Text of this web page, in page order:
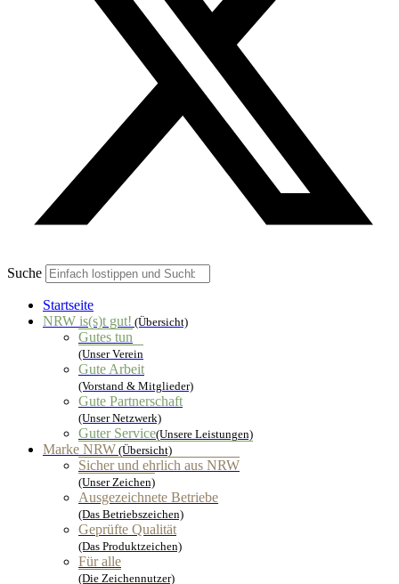
Suche
Startseite
NRW is(s)t gut! (Übersicht)
Gutes tun
(Unser Verein
Gute Arbeit
(Vorstand & Mitglieder)
Gute Partnerschaft
(Unser Netzwerk)
Guter Service(Unsere Leistungen)
Marke NRW (Übersicht)
Sicher und ehrlich aus NRW
(Unser Zeichen)
Ausgezeichnete Betriebe
(Das Betriebszeichen)
Geprüfte Qualität
(Das Produktzeichen)
Für alle
(Die Zeichennutzer)